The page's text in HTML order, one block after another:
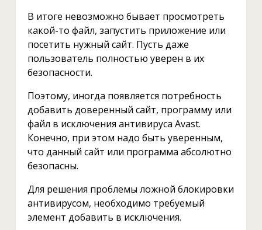
В итоге невозможно бывает просмотреть
какой-то файл, запустить приложение или
посетить нужный сайт. Пусть даже
пользователь полностью уверен в их
безопасности.
Поэтому, иногда появляется потребность
добавить доверенный сайт, программу или
файл в исключения антивируса Avast.
Конечно, при этом надо быть уверенным,
что данный сайт или программа абсолютно
безопасны.
Для решения проблемы ложной блокировки
антивирусом, необходимо требуемый
элемент добавить в исключения.